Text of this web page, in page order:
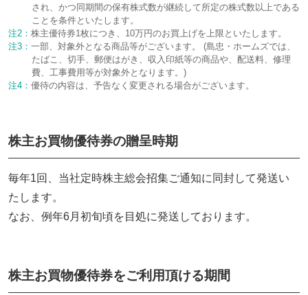
され、かつ同期間の保有株式数が継続して所定の株式数以上である
ことを条件といたします。
注2： 株主優待券1枚につき、10万円のお買上げを上限といたします。
注3： 一部、対象外となる商品等がございます。 (島忠・ホームズでは、
たばこ、切手、郵便はがき、収入印紙等の商品や、配送料、修理
費、工事費用等が対象外となります。)
注4： 優待の内容は、予告なく変更される場合がございます。
株主お買物優待券の贈呈時期
毎年1回、当社定時株主総会招集ご通知に同封して発送い
たします。
なお、例年6月初旬頃を目処に発送しております。
株主お買物優待券をご利用頂ける期間